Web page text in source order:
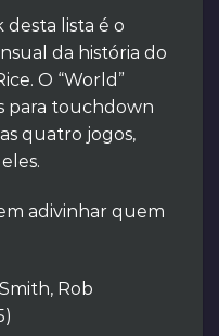
lista é o
da história do
O “World”
para touchdown
quatro jogos,
adivinhar quem
Rob